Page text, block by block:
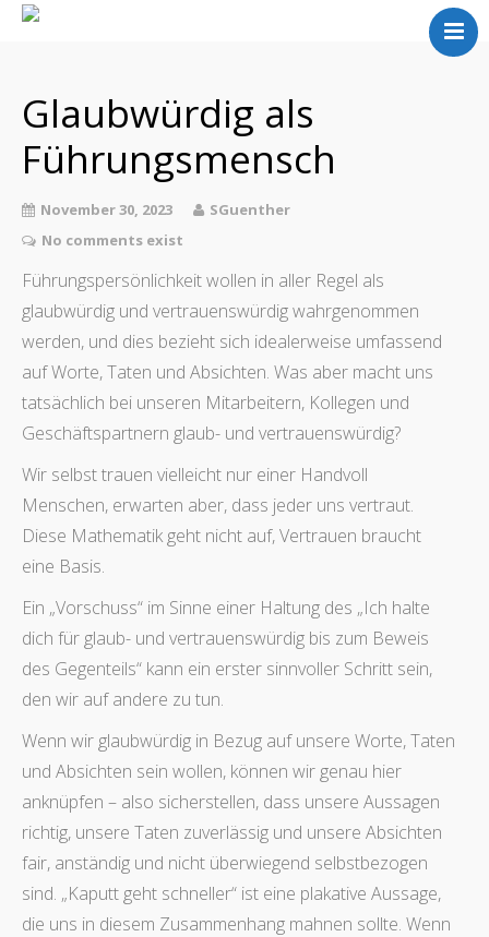
Über mich
Partner
Referenzen
Kontakt
Blog
Glaubwürdig als
Führungsmensch
November 30, 2023
SGuenther
No comments exist
Führungspersönlichkeit wollen in aller Regel als
glaubwürdig und vertrauenswürdig wahrgenommen
werden, und dies bezieht sich idealerweise umfassend
auf Worte, Taten und Absichten. Was aber macht uns
tatsächlich bei unseren Mitarbeitern, Kollegen und
Geschäftspartnern glaub- und vertrauenswürdig?
Wir selbst trauen vielleicht nur einer Handvoll
Menschen, erwarten aber, dass jeder uns vertraut.
Diese Mathematik geht nicht auf, Vertrauen braucht
eine Basis.
Ein „Vorschuss“ im Sinne einer Haltung des „Ich halte
dich für glaub- und vertrauenswürdig bis zum Beweis
des Gegenteils“ kann ein erster sinnvoller Schritt sein,
den wir auf andere zu tun.
Wenn wir glaubwürdig in Bezug auf unsere Worte, Taten
und Absichten sein wollen, können wir genau hier
anknüpfen – also sicherstellen, dass unsere Aussagen
richtig, unsere Taten zuverlässig und unsere Absichten
fair, anständig und nicht überwiegend selbstbezogen
sind. „Kaputt geht schneller“ ist eine plakative Aussage,
die uns in diesem Zusammenhang mahnen sollte. Wenn